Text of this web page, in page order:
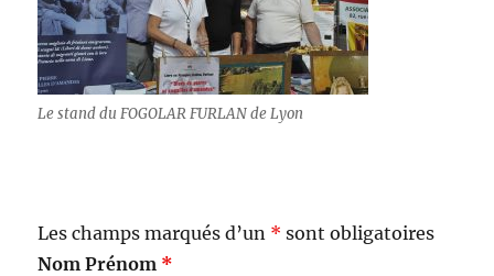
Le stand du FOGOLAR FURLAN de Lyon
Les champs marqués d’un * sont obligatoires
Nom Prénom *